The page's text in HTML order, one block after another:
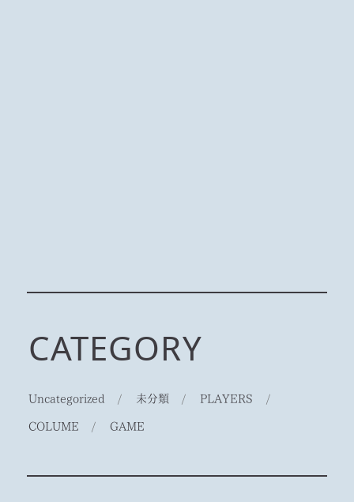
CATEGORY
Uncategorized / 未分類 / PLAYERS /
COLUME / GAME